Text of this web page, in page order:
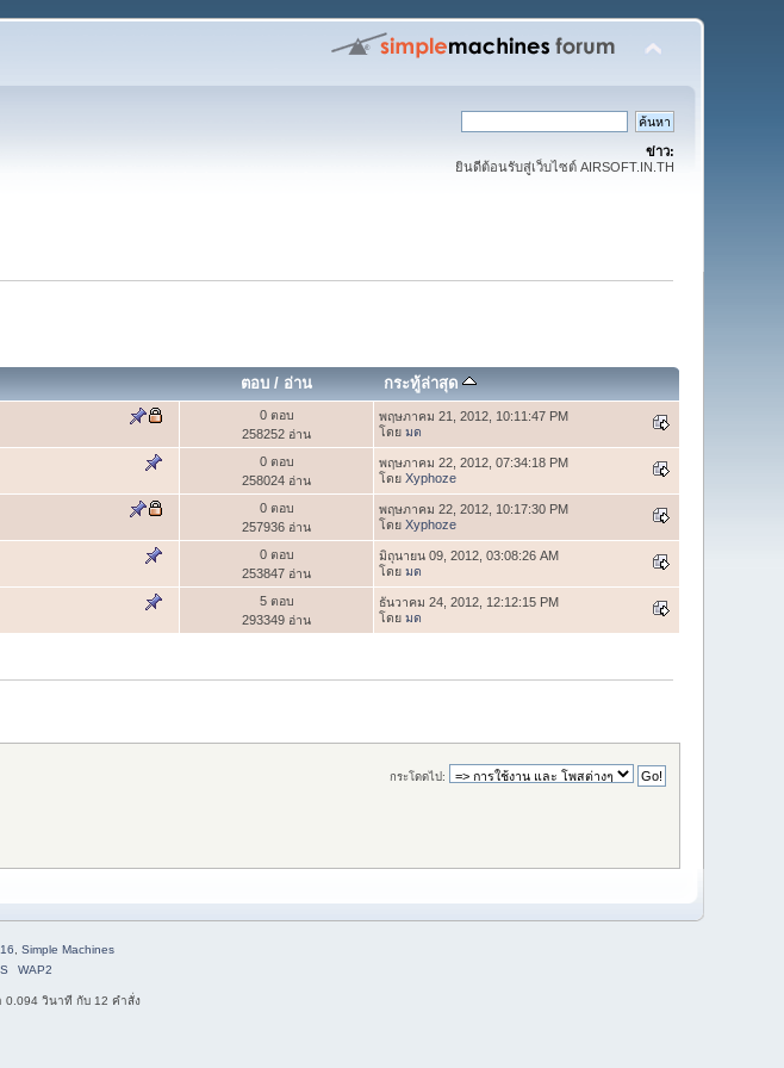
ข่าว:
ยินดีต้อนรับสู่เว็บไซต์ AIRSOFT.IN.TH
ตอบ/ อ่าน กระทู้ล่าสุด
0 ตอบ
258252 อ่าน
พฤษภาคม 21, 2012, 10:11:47 PM
โดยมด
0 ตอบ
258024 อ่าน
พฤษภาคม 22, 2012, 07:34:18 PM
โดยXyphoze
0 ตอบ
257936 อ่าน
พฤษภาคม 22, 2012, 10:17:30 PM
โดยXyphoze
0 ตอบ
253847 อ่าน
มิถุนายน 09, 2012, 03:08:26 AM
โดยมด
5 ตอบ
293349 อ่าน
ธันวาคม 24, 2012, 12:12:15 PM
โดยมด
กระโดดไป:
, Simple Machines
WAP2
0.094 วินาที กับ 12 คำสั่ง